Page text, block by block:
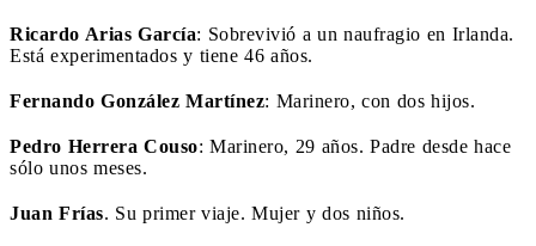
Ricardo Arias García: Sobrevivió a un naufragio en Irlanda.
Está experimentados y tiene 46 años.
Fernando González Martínez: Marinero, con dos hijos.
Pedro Herrera Couso: Marinero, 29 años. Padre desde hace
sólo unos meses.
Juan Frías. Su primer viaje. Mujer y dos niños.